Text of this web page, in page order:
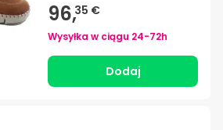
96,35 €
Wysyłka w ciągu 24-72h
Dodaj